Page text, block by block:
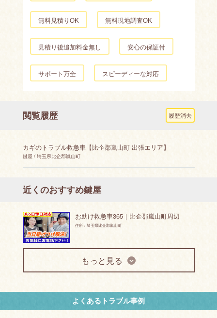
無料見積りOK 無料現地調査OK
見積り後追加料金無し 安心の保証付
サポート万全 スピーディーな対応
閲覧履歴 履歴消去
カギのトラブル救急車【比企郡嵐山町 出張エリア】
鍵屋 / 埼玉県比企郡嵐山町
近くのおすすめ鍵屋
お助け救急車365｜比企郡嵐山町周辺
住所：埼玉県比企郡嵐山町
【比企郡嵐山町地域】カギとドア修理コバ
ヤシ
住所：埼玉県比企郡嵐山町
もっと見る
よくあるトラブル事例